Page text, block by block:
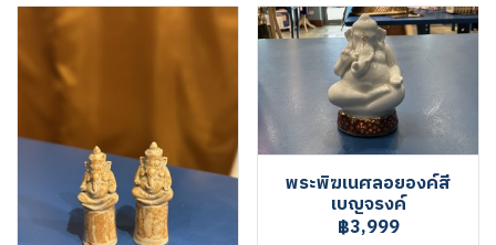
พระพิฆเนศลอยองค์สี
เบญจรงค์
฿3,999